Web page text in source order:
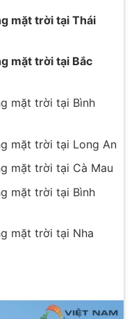
mặt trời tại Thái
mặt trời tại Bắc
mặt trời tại Bình
mặt trời tại Long An
mặt trời tại Cà Mau
mặt trời tại Bình
mặt trời tại Nha